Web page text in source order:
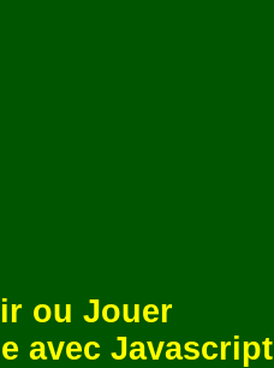
ou Jouer
avec Javascript